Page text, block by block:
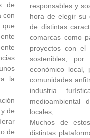
de
con
la
de
de
responsables y
hora de elegir su
de distintas
comarcas como
proyectos con
sostenibles, por
económico local,
comunidades
industria
locales,…
Muchos de
distintas